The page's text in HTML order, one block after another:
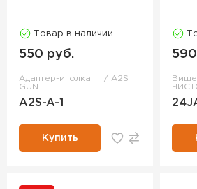
Товар в наличии
550 руб.
Адаптер-иголка
A2S
GUN
A2S-A-1
Купить